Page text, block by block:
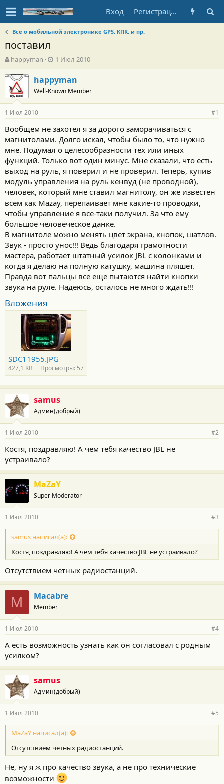
Вход Регистрация
Всё о мобильной электронике GPS, КПК, и пр.
поставил
А
в
т
о
р
т
е
м
ы
happyman
Д
а
т
а
н
а
а
л
а
1 Июл 2010
happyman
Well-Known Member
1 Июл 2010 #1
Вообщем не захотел я за дорого заморачиваться с
магнитолами. Долго искал, чтобы было то, что нужно
мне. Подумал о целесообразности тех или иных
функций. Только вот один минус. Мне сказали, что есть
выход на руль, я поверил и не проверил. Теперь, купив
модуль управления на руль кенвуд (не проводной),
человек, который мне ставил магнитолу, он же известен
всем как Mazay, перепаивает мне какие-то проводки,
чтобы управление я все-таки получил. За что ему
большое человеческое данке.
В магнитоле можно менять цвет экрана, кнопок, шатлов.
Звук - просто унос!!! Ведь благодаря грамотности
мастера, работает штатный усилок JBL с колонками и
когда я делаю на полную катушку, машина пляшет.
Правда вот пальцы все еще пытаются найти кнопки
звука на руле. Надеюсь, осталось не много ждать!!!
Вложения
SDC11955.JPG
427,1 KB Просмотры: 57
samus
Админ(добрый)
1 Июл 2010 #2
Костя, поздравляю! А чем тебя качество JBL не
устраивало?
MaZaY
Super Moderator
1 Июл 2010 #3
samus написал(а):
Костя, поздравляю! А чем тебя качество JBL не устраивало?
Отсутствием четных радиостанций.
M Macabre
Member
1 Июл 2010 #4
А есть возможность узнать как он согласовал с родным
усилком?
samus
Админ(добрый)
1 Июл 2010 #5
MaZaY написал(а):
Отсутствием четных радиостанций.
Не, ну я ж про качество звука, а не про технические
возможности